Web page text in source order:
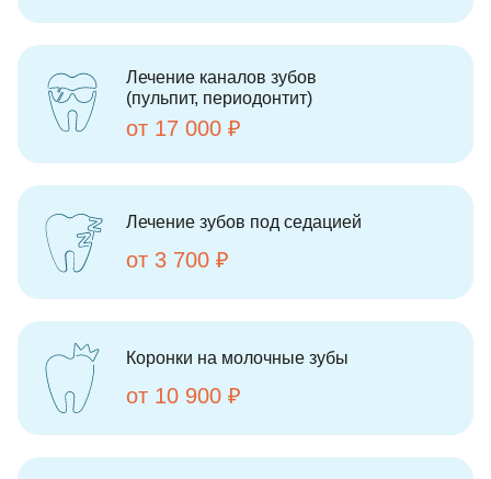
Лечение каналов зубов
(пульпит, периодонтит)
от 17 000 ₽
Лечение зубов под седацией
от 3 700 ₽
Коронки на молочные зубы
от 10 900 ₽